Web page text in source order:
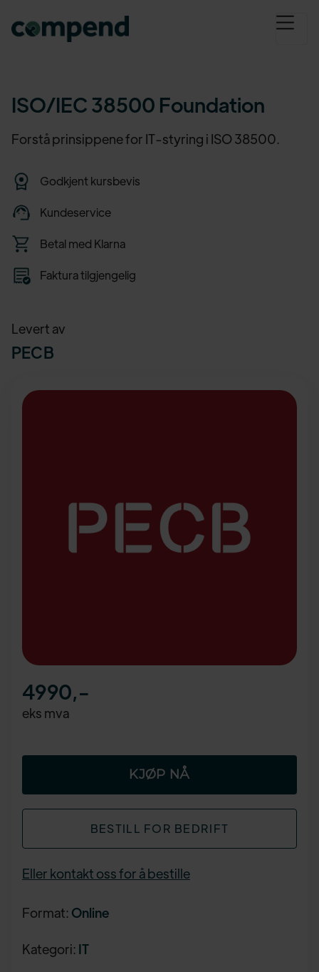
ISO/IEC 38500 Foundation
Forstå prinsippene for IT-styring i ISO 38500.
Godkjent kursbevis
Kundeservice
Betal med Klarna
Faktura tilgjengelig
Levert av
PECB
4990,-
eks mva
BESTILL FOR BEDRIFT
Eller kontakt oss for å bestille
Format: Online
Kategori: IT